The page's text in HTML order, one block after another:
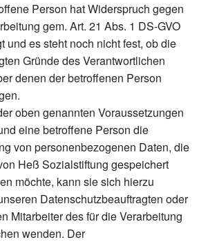
Person hat Widerspruch gegen
gem. Art. 21 Abs. 1 DS-GVO
und es steht noch nicht fest, ob die
Gründe des Verantwortlichen
denen der betroffenen Person
oben genannten Voraussetzungen
eine betroffene Person die
von personenbezogenen Daten, die
Heß Sozialstiftung gespeichert
möchte, kann sie sich hierzu
Datenschutzbeauftragten oder
Mitarbeiter des für die Verarbeitung
wenden. Der